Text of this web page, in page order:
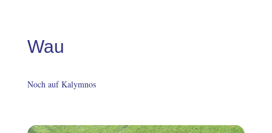
Wau
Noch auf Kalymnos